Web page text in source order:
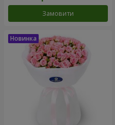
Замовити